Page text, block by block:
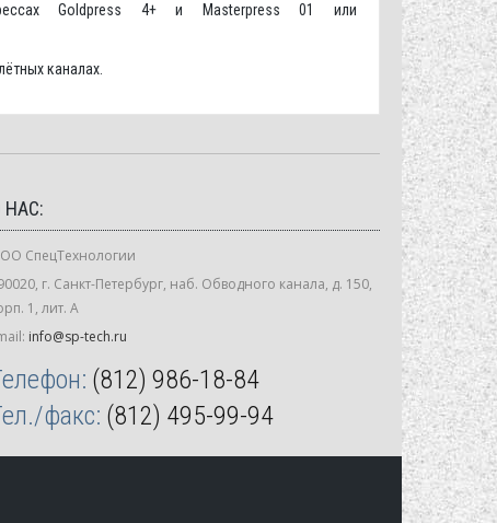
Goldpress 4+ и Masterpress 01 или
каналах.
НАС:
СпецТехнологии
г. Санкт-Петербург, наб. Обводного канала, д. 150,
1, лит. А
info@sp-tech.ru
(812) 986-18-84
факс: (812) 495-99-94